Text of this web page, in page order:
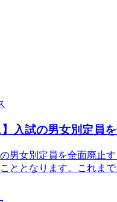
】入試の男女別定
男女別定員を全面廃止
ととなります。これま